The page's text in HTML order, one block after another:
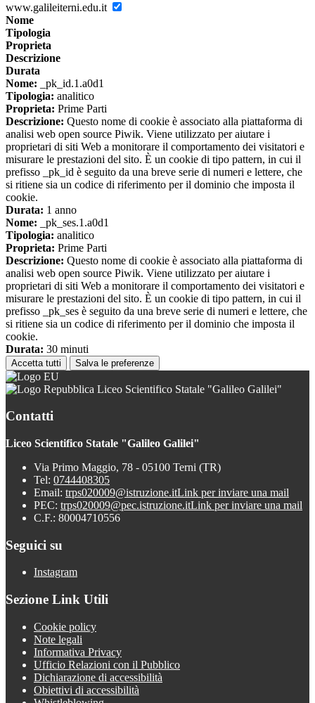
www.galileiterni.edu.it
Nome
Tipologia
Proprieta
Descrizione
Durata
Nome: _pk_id.1.a0d1
Tipologia: analitico
Proprieta: Prime Parti
Descrizione: Questo nome di cookie è associato alla piattaforma di
analisi web open source Piwik. Viene utilizzato per aiutare i
proprietari di siti Web a monitorare il comportamento dei visitatori e
misurare le prestazioni del sito. È un cookie di tipo pattern, in cui il
prefisso _pk_id è seguito da una breve serie di numeri e lettere, che
si ritiene sia un codice di riferimento per il dominio che imposta il
cookie.
Durata: 1 anno
Nome: _pk_ses.1.a0d1
Tipologia: analitico
Proprieta: Prime Parti
Descrizione: Questo nome di cookie è associato alla piattaforma di
analisi web open source Piwik. Viene utilizzato per aiutare i
proprietari di siti Web a monitorare il comportamento dei visitatori e
misurare le prestazioni del sito. È un cookie di tipo pattern, in cui il
prefisso _pk_ses è seguito da una breve serie di numeri e lettere, che
si ritiene sia un codice di riferimento per il dominio che imposta il
cookie.
Durata: 30 minuti
Accetta tutti Salva le preferenze
Liceo Scientifico Statale "Galileo Galilei"
Contatti
Liceo Scientifico Statale "Galileo Galilei"
Via Primo Maggio, 78 - 05100 Terni (TR)
Tel: 0744408305
Email: trps020009@istruzione.itLink per inviare una mail
PEC: trps020009@pec.istruzione.itLink per inviare una mail
C.F.: 80004710556
Seguici su
Instagram
Sezione Link Utili
Cookie policy
Note legali
Informativa Privacy
Ufficio Relazioni con il Pubblico
Dichiarazione di accessibilità
Obiettivi di accessibilità